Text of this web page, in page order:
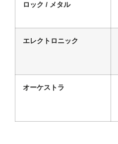
ロック / メタル
エレクトロニック
オーケストラ